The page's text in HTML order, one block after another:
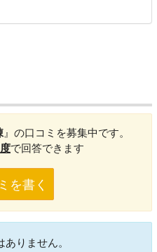
』の口コミを募集中です。
で回答できます
を書く
りません。